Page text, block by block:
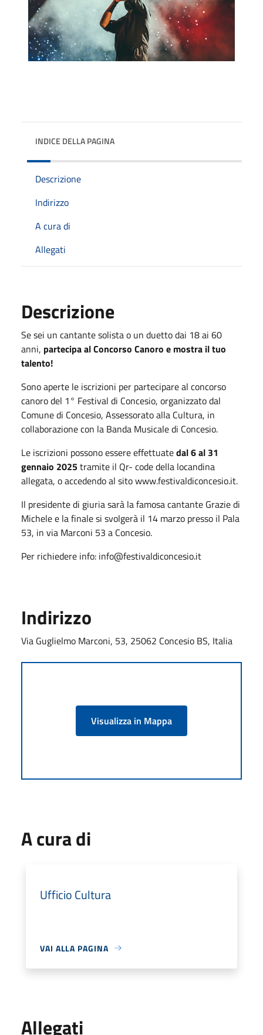
INDICE DELLA PAGINA
Descrizione
Indirizzo
A cura di
Allegati
Descrizione
Se sei un cantante solista o un duetto dai 18 ai 60
anni, partecipa al Concorso Canoro e mostra il tuo
talento!
Sono aperte le iscrizioni per partecipare al concorso
canoro del 1° Festival di Concesio, organizzato dal
Comune di Concesio, Assessorato alla Cultura, in
collaborazione con la Banda Musicale di Concesio.
Le iscrizioni possono essere effettuatedal 6 al 31
gennaio 2025tramite il Qr- code della locandina
allegata, o accedendo al sito www.festivaldiconcesio.it.
Il presidente di giuria sarà la famosa cantante Grazie di
Michele e la finale si svolgerà il 14 marzo presso il Pala
53, in via Marconi 53 a Concesio.
Per richiedere info: info@festivaldiconcesio.it
Indirizzo
Via Guglielmo Marconi, 53, 25062 Concesio BS, Italia
Visualizza in Mappa
A cura di
Ufficio Cultura
VAI ALLA PAGINA
Allegati